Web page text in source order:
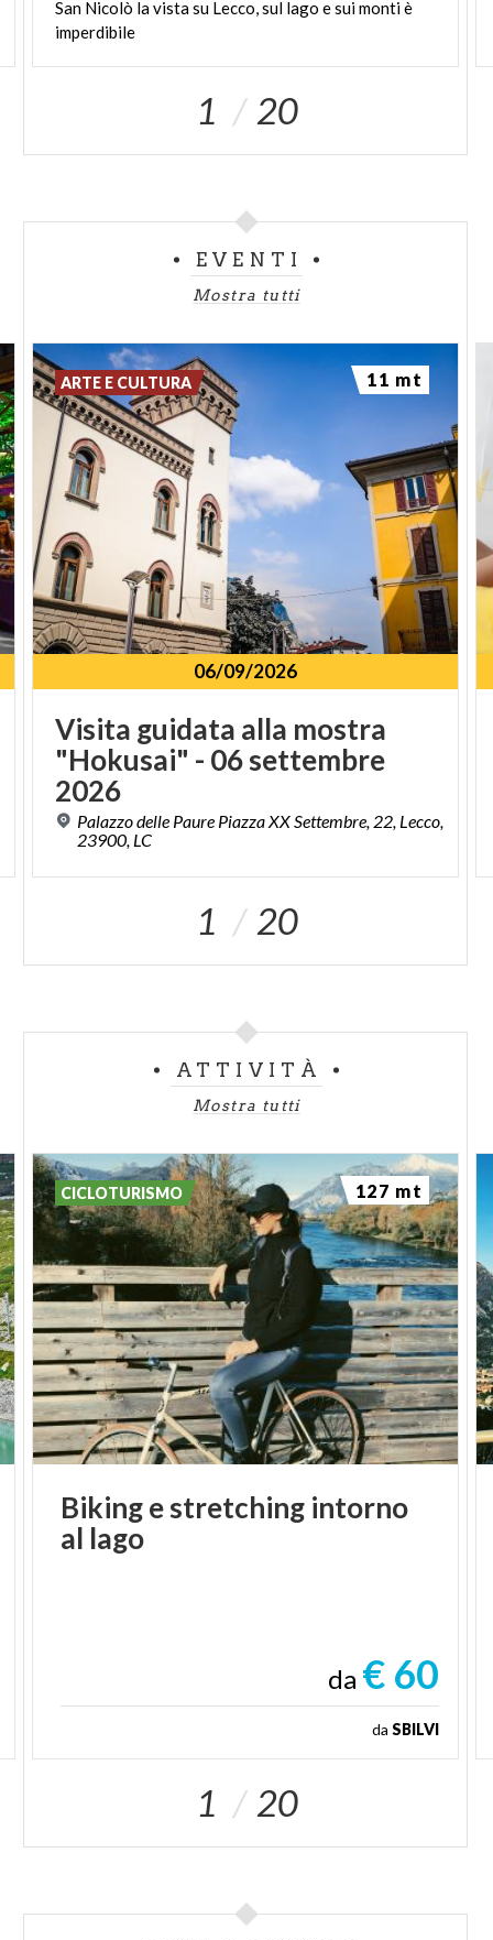
San Nicolò la vista su Lecco, sul lago e sui monti è
imperdibile
1 20
EVENTI
Mostra tutti
06/09/2026
Visita guidata alla mostra
"Hokusai" - 06 settembre
2026
Palazzo delle Paure Piazza XX Settembre, 22, Lecco,
23900, LC
ARTE E CULTURA 11 mt
1 20
ATTIVITÀ
Mostra tutti
Bikingestretching intorno
al lago
da € 60
da SBILVI
CICLOTURISMO 127 mt
1 20